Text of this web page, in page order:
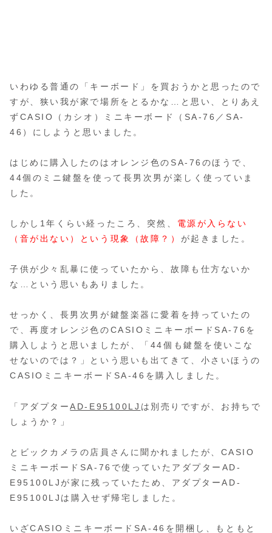
いわゆる普通の「キーボード」を買おうかと思ったので
すが、狭い我が家で場所をとるかな…と思い、とりあえ
ずCASIO（カシオ）ミニキーボード（SA-76／SA-
46）にしようと思いました。
はじめに購入したのはオレンジ色のSA-76のほうで、
44個のミニ鍵盤を使って長男次男が楽しく使っていま
した。
しかし1年くらい経ったころ、突然、 電源が入らない
（音が出ない）という現象（故障？） が起きました。
子供が少々乱暴に使っていたから、故障も仕方ないか
な…という思いもありました。
せっかく、長男次男が鍵盤楽器に愛着を持っていたの
で、再度オレンジ色のCASIOミニキーボードSA-76を
購入しようと思いましたが、「44個も鍵盤を使いこな
せないのでは？」という思いも出てきて、小さいほうの
CASIOミニキーボードSA-46を購入しました。
「アダプターAD-E95100LJ は別売りですが、お持ちで
しょうか？」
とビックカメラの店員さんに聞かれましたが、CASIO
ミニキーボードSA-76で使っていたアダプターAD-
E95100LJが家に残っていたため、アダプターAD-
E95100LJは購入せず帰宅しました。
いざCASIOミニキーボードSA-46を開梱し、もともと